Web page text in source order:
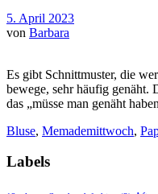
5. April 2023
von Barbara
Es gibt Schnittmuster, die
bewege, sehr häufig genäht.
das „müsse man genäht
Bluse, Memademittwoch,
Labels